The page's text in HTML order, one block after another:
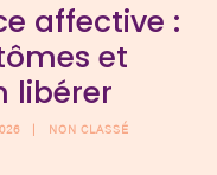
affective :
et
libérer
NON CLASSÉ